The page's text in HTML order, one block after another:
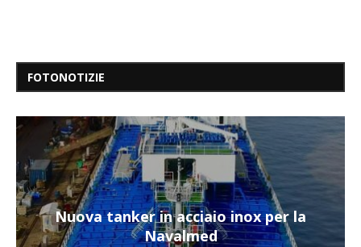
FOTONOTIZIE
Nuova tanker in acciaio inox per la
Navalmed